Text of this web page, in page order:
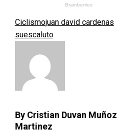
Ciclismojuan david cardenas
suescaluto
By Cristian Duvan Muñoz
Martinez